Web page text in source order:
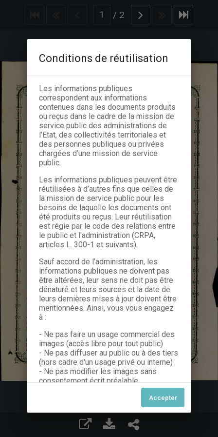
/ 2
Conditions de réutilisation
Les informations publiques
correspondent aux informations
contenues dans les documents produits
ou reçus dans le cadre de la mission de
service public des administrations de
l’Etat, des collectivités territoriales et
des personnes publiques ou privées
chargées d’une mission de service
public.
Les informations publiques peuvent être
réutilisées à d’autres fins que celles de
la mission de service public pour les
besoins de laquelle les documents ont
été produits ou reçus. Leur réutilisation
est régie par le code des relations entre
le public et l'administration (CRPA,
articles L. 300-1 et suivants).
Sauf accord de l’administration, les
informations publiques ne doivent pas
être altérées, leur sens ne doit pas être
dénaturé et leurs sources et la date de
leurs dernières mises à jour doivent être
mentionnées. Ainsi, vous vous engagez
à :
- Ne pas faire un usage commercial des
images (accès libre pour tout public)
- Ne pas diffuser au public ou à des tiers
(hors cadre d'un usage privé ou interne)
- Ne pas modifier les images sans
consentement écrit préalable
Dans le cas contraire, nous vous invitons
à nous contacter afin de solliciter le type
de Licence souhaitée parmi celles
proposées et le cas échéant, acquitter